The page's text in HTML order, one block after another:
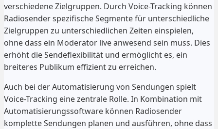
verschiedene Zielgruppen. Durch Voice-Tracking können
Radiosender spezifische Segmente für unterschiedliche
Zielgruppen zu unterschiedlichen Zeiten einspielen,
ohne dass ein Moderator live anwesend sein muss. Dies
erhöht die Sendeflexibilität und ermöglicht es, ein
breiteres Publikum effizient zu erreichen.
Auch bei der Automatisierung von Sendungen spielt
Voice-Tracking eine zentrale Rolle. In Kombination mit
Automatisierungssoftware können Radiosender
komplette Sendungen planen und ausführen, ohne dass